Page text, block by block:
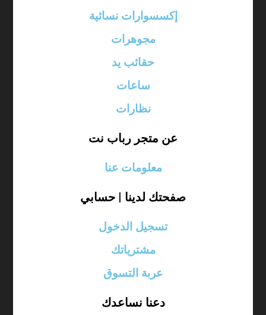
إكسسوارات نسائية
مجوهرات
حقائب يد
ساعات
نظارات
عن متجر رباب نت
معلومات عنا
صفحتك لدينا | حسابي
تسجيل الدخول
مشترياتك
عربة التسوق
دعنا نساعدك